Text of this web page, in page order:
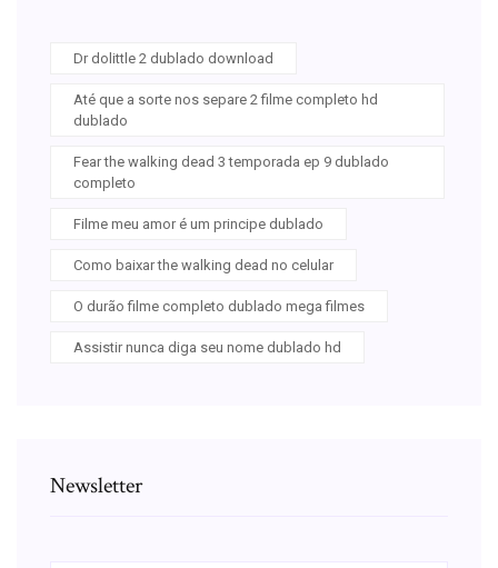
Dr dolittle 2 dublado download
Até que a sorte nos separe 2 filme completo hd
dublado
Fear the walking dead 3 temporada ep 9 dublado
completo
Filme meu amor é um principe dublado
Como baixar the walking dead no celular
O durão filme completo dublado mega filmes
Assistir nunca diga seu nome dublado hd
Newsletter